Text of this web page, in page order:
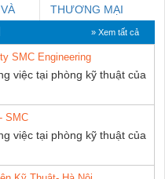
THƯƠNG MẠI
THIÊN ÂN VIỆT
NAM
» Xem tất cả
SMC Engineering
việc tại phòng kỹ thuật của
SMC
việc tại phòng kỹ thuật của